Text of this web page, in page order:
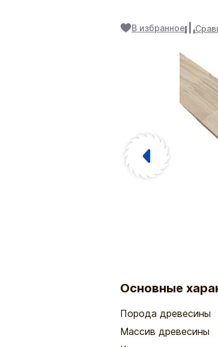
В избранное
Основные
Порода древесины
Массив древесины